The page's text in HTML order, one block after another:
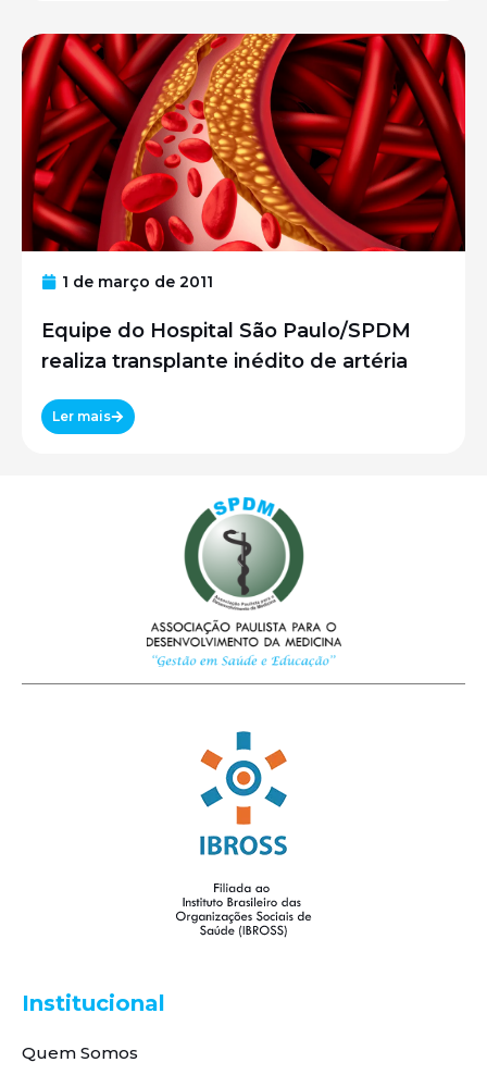
1 de março de 2011
Equipe do Hospital São Paulo/SPDM
realiza transplante inédito de artéria
Ler mais
Institucional
Quem Somos